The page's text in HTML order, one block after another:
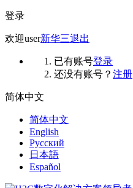
登录
欢迎user新华三退出
已有账号登录
还没有账号？ 注册
简体中文
简体中文
English
Русский
日本語
Español